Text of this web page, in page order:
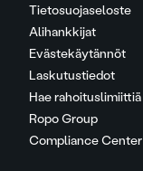
Tietosuojaseloste
Alihankkijat
Evästekäytännöt
Laskutustiedot
Hae rahoituslimiittiä
Ropo Group
Compliance Center